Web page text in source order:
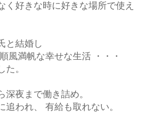
く好きな時に好きな場所で使え
と結婚し
風満帆な幸せな生活 ・・・
た。
深夜まで働き詰め。
追われ、 有給も取れない。